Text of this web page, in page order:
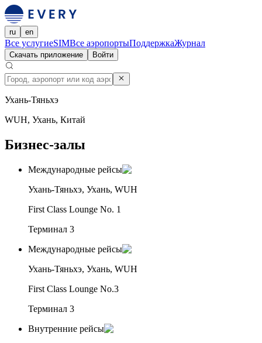
ru en
Все услугиeSIMВсе аэропортыПоддержкаЖурнал
Скачать приложение Войти
Ухань-Тяньхэ
WUH, Ухань, Китай
Бизнес-залы
Международные рейсы
Ухань-Тяньхэ, Ухань, WUH
First Class Lounge No. 1
Терминал 3
Международные рейсы
Ухань-Тяньхэ, Ухань, WUH
First Class Lounge No.3
Терминал 3
Внутренние рейсы